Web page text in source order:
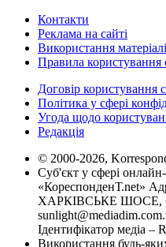
Контакти
Реклама на сайті
Використання
Правила користування
Договір користування
Політика у сфері
Угода щодо
Редакція
© 2000-2026,
Суб'єкт у сфері
«КореспонденТ.net»
ХАРКІВСЬКЕ ШОСЕ,
Ідентифікатор медіа –
Використання будь-